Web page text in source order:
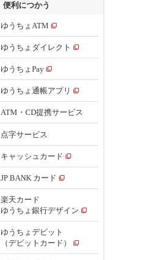
便利につかう
ゆうちょATM
ゆうちょダイレクト
ゆうちょPay
ゆうちょ通帳アプリ
ATM・CD提携サービス
点字サービス
キャッシュカード
JP BANK カード
楽天カード
ゆうちょ銀行デザイン
ゆうちょデビット
（デビットカード）